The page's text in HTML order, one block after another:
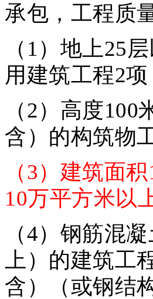
承包，工程质
（1）地上25
用建筑工程2项
（2）高度
含）的构筑物
（3）建筑面
10万平方米以
（4）钢筋混
上）的建筑工
含）（或钢结